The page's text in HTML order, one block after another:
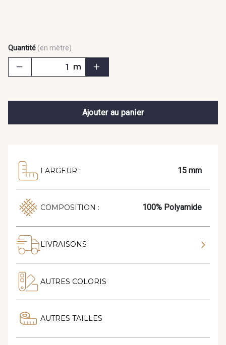
Quantité (en mètre)
m
Ajouter au panier
LARGEUR : 15 mm
COMPOSITION : 100% Polyamide
LIVRAISONS
AUTRES COLORIS
AUTRES TAILLES